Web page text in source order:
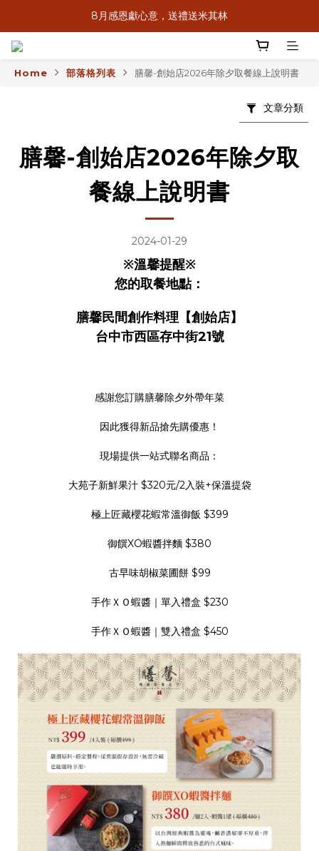
8月感恩獻心意，送禮送米其林
8月感恩獻心意，送禮送米其林
2026中秋限定｜經典蛋黃酥禮盒｜四季春蛋黃酥禮盒
滿$2,000享低溫免運＆信用卡3期0利率
Home 部落格列表 膳馨-創始店2026年除夕取餐線上說明書
文章分類
膳馨-創始店2026年除夕取
餐線上說明書
2024-01-29
※溫馨提醒※
您的取餐地點：
膳馨民間創作料理【創始店】
台中市西區存中街21號
感謝您訂購膳馨除夕外帶年菜
因此獲得新品搶先購優惠！
現場提供一站式聯名商品：
大苑子新鮮果汁 $320元/2入裝+保溫提袋
極上匠藏櫻花蝦常溫御飯 $399
御饌XO蝦醬拌麵 $380
古早味胡椒菜圃餅 $99
手作ＸＯ蝦醬｜單入禮盒 $230
手作ＸＯ蝦醬｜雙入禮盒 $450